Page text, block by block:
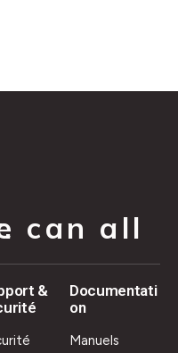
&
Documentati
on
Manuels